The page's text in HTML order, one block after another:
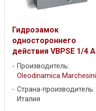
Гидрозамок
одностороннего
действия VBPSE 1/4 A
Производитель:
Oleodinamica Marchesini
Страна-производитель:
Италия